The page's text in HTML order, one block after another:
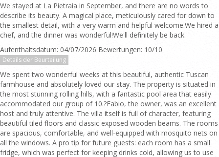
We stayed at La Pietraia in September, and there are no words to
describe its beauty. A magical place, meticulously cared for down to
the smallest detail, with a very warm and helpful welcome.We hired a
chef, and the dinner was wonderful!We'll definitely be back.
Aufenthaltsdatum: 04/07/2026 Bewertungen: 10/10
Details der Beurteilung
We spent two wonderful weeks at this beautiful, authentic Tuscan
farmhouse and absolutely loved our stay. The property is situated in
the most stunning rolling hills, with a fantastic pool area that easily
accommodated our group of 10.?Fabio, the owner, was an excellent
host and truly attentive. The villa itself is full of character, featuring
beautiful tiled floors and classic exposed wooden beams. The rooms
are spacious, comfortable, and well-equipped with mosquito nets on
all the windows. A pro tip for future guests: each room has a small
fridge, which was perfect for keeping drinks cold, allowing us to use